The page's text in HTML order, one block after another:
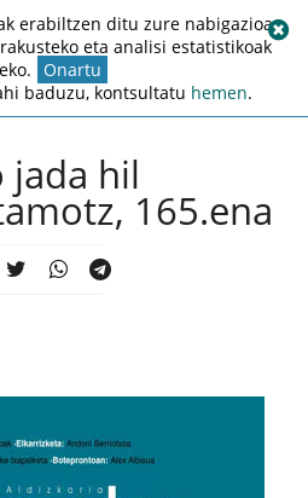
jada hil
165.ena
erabiltzen ditu zure nabigazioa
eta analisi estatistikoak
Onartu
baduzu, kontsultatu hemen.